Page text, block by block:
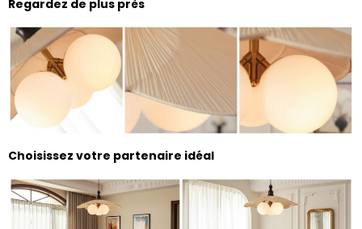
Regardez de plus près
Choisissez votre partenaire idéal